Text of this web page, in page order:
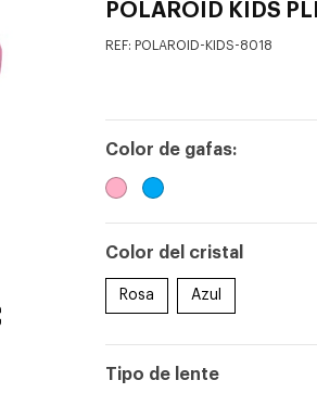
Ver en pantalla completa
POLAROID KIDS
REF: POLAROID-KIDS-8018
Color de gafas:
Color del cristal
Rosa Azul
Tipo de lente